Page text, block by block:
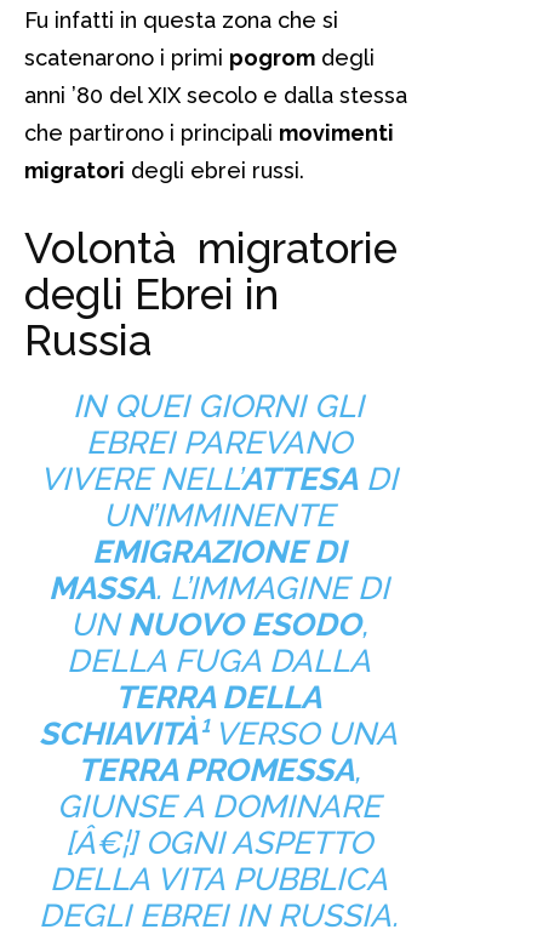
Fu infatti in questa zona che si
scatenarono i primi pogrom degli
anni ’80 del XIX secolo e dalla stessa
che partirono i principali movimenti
migratori degli ebrei russi.
Volontà migratorie
degli Ebrei in
Russia
IN QUEI GIORNI GLI
EBREI PAREVANO
VIVERE NELL’ATTESADI
UN’IMMINENTE
EMIGRAZIONE DI
MASSA. L’IMMAGINE DI
UN NUOVO ESODO,
DELLA FUGA DALLA
TERRA DELLA
SCHIAVITÀ¹VERSO UNA
TERRA PROMESSA,
GIUNSE A DOMINARE
[Â€¦] OGNI ASPETTO
DELLA VITA PUBBLICA
DEGLI EBREI IN RUSSIA.